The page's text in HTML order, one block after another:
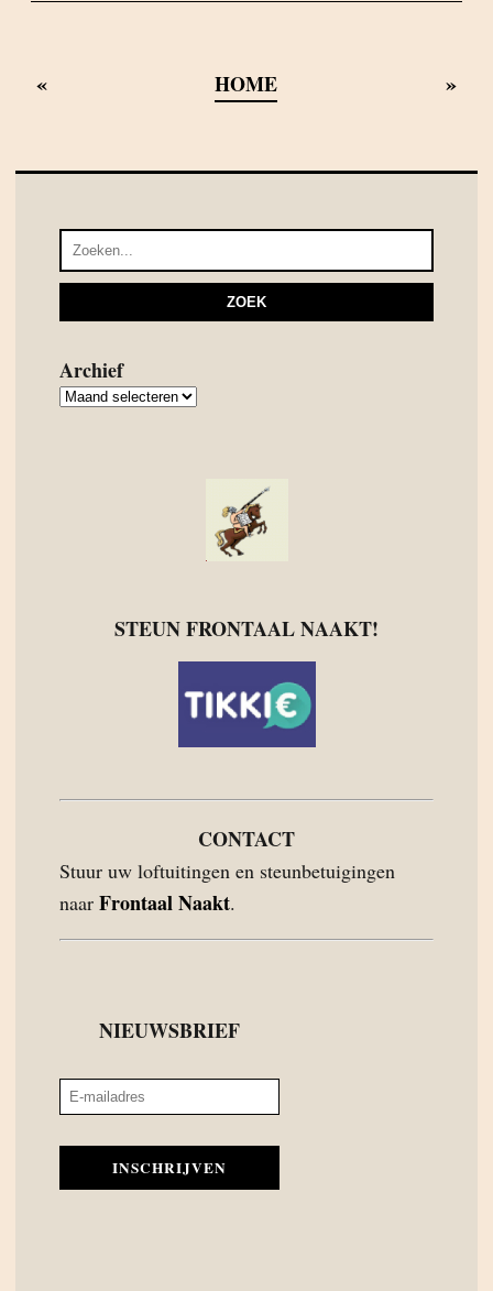
« HOME »
Archief
Archief
STEUN FRONTAAL NAAKT!
CONTACT
Stuur uw loftuitingen en steunbetuigingen
naar Frontaal Naakt.
NIEUWSBRIEF
INSCHRIJVEN